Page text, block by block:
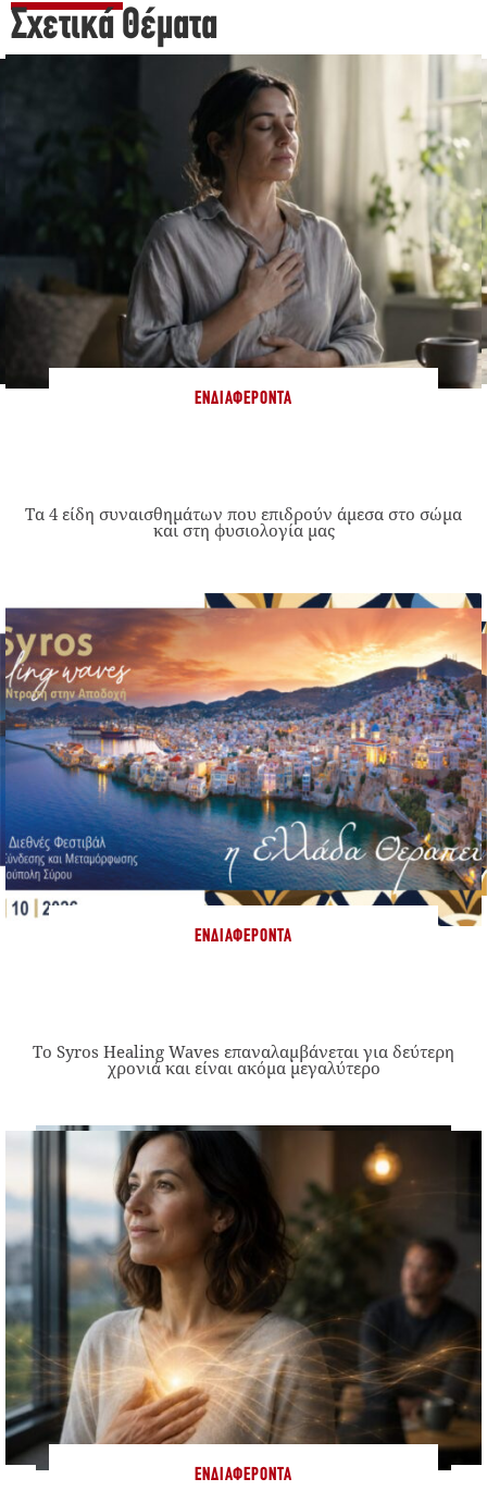
Σχετικά Θέματα
ΕΝΔΙΑΦΈΡΟΝΤΑ
Τα 4 είδη συναισθημάτων που επιδρούν άμεσα στο σώμα
και στη φυσιολογία μας
ΕΝΔΙΑΦΈΡΟΝΤΑ
Το Syros Healing Waves επαναλαμβάνεται για δεύτερη
χρονιά και είναι ακόμα μεγαλύτερο
ΕΝΔΙΑΦΈΡΟΝΤΑ